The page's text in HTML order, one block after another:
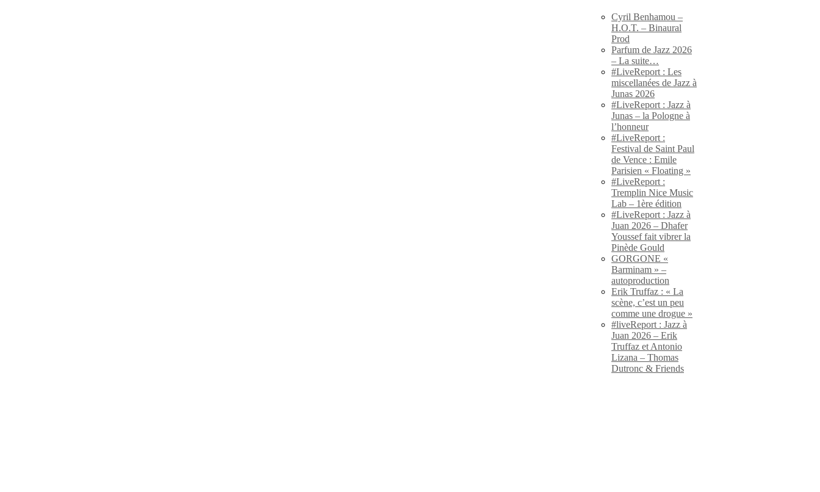
Cyril Benhamou –
H.O.T. – Binaural
Prod
Parfum de Jazz 2026
– La suite…
#LiveReport : Les
miscellanées de Jazz à
Junas 2026
#LiveReport : Jazz à
Junas – la Pologne à
l’honneur
#LiveReport :
Festival de Saint Paul
de Vence : Emile
Parisien « Floating »
#LiveReport :
Tremplin Nice Music
Lab – 1ère édition
#LiveReport : Jazz à
Juan 2026 – Dhafer
Youssef fait vibrer la
Pinède Gould
GORGONE «
Barminam » –
autoproduction
Erik Truffaz : « La
scène, c’est un peu
comme une drogue »
#liveReport : Jazz à
Juan 2026 – Erik
Truffaz et Antonio
Lizana – Thomas
Dutronc & Friends